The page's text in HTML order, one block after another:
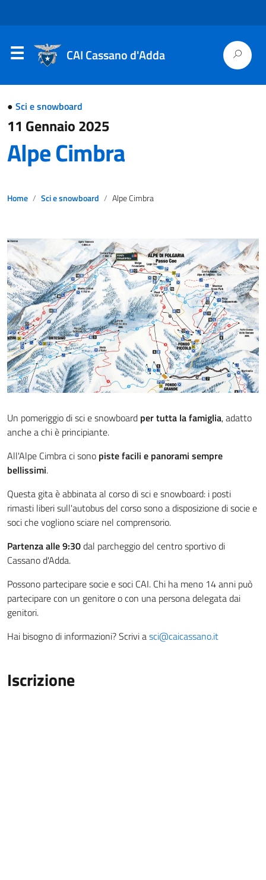
CAI Cassano d'Adda
● Sci e snowboard
11 Gennaio 2025
Alpe Cimbra
Home Sci e snowboard Alpe Cimbra
Un pomeriggio di sci e snowboard per tutta la famiglia, adatto
anche a chi è principiante.
All'Alpe Cimbra ci sono piste facili e panorami sempre
bellissimi.
Questa gita è abbinata al corso di sci e snowboard: i posti
rimasti liberi sull'autobus del corso sono a disposizione di socie e
soci che vogliono sciare nel comprensorio.
Partenza alle 9:30dal parcheggio del centro sportivo di
Cassano d'Adda.
Possono partecipare socie e soci CAI. Chi ha meno 14 anni può
partecipare con un genitore o con una persona delegata dai
genitori.
Hai bisogno di informazioni? Scrivi asci@caicassano.it
Iscrizione